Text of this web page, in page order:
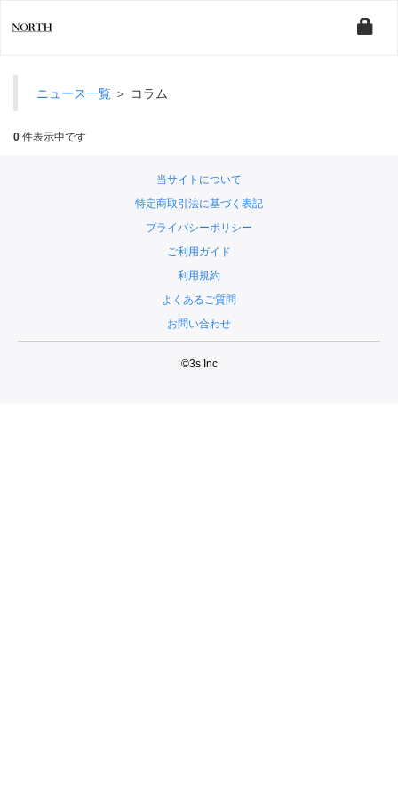
ニュース一覧 ＞ コラム
0 件表示中です
当サイトについて
特定商取引法に基づく表記
プライバシーポリシー
ご利用ガイド
利用規約
よくあるご質問
お問い合わせ
©3s Inc